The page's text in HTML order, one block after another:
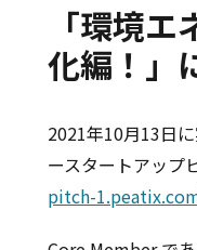
「環境
化編！」
2021年10月13日
ースタートアップ
pitch-